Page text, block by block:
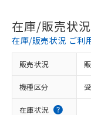
在庫/販売状況
在庫/販売状況 ご利
販売状況
機種区分
在庫状況